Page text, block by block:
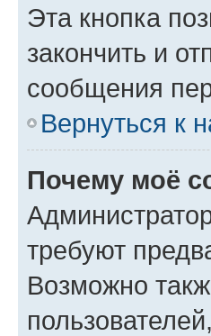
Эта кнопка
закончить и
сообщения
Вернуться к
Почему моё
требуют
Возможно